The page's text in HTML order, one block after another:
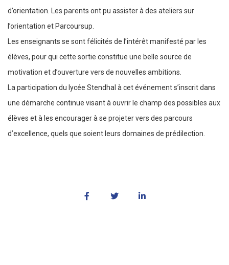
d’orientation. Les parents ont pu assister à des ateliers sur
l’orientation et Parcoursup.
Les enseignants se sont félicités de l’intérêt manifesté par les
élèves, pour qui cette sortie constitue une belle source de
motivation et d’ouverture vers de nouvelles ambitions.
La participation du lycée Stendhal à cet événement s’inscrit dans
une démarche continue visant à ouvrir le champ des possibles aux
élèves et à les encourager à se projeter vers des parcours
d’excellence, quels que soient leurs domaines de prédilection.